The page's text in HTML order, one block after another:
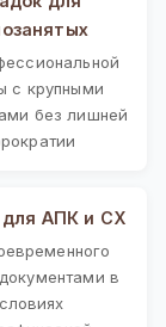
с крупными
без лишней
АПК и СХ
в